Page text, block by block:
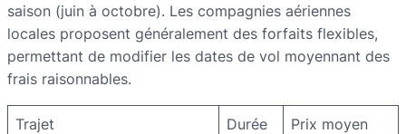
saison (juin à octobre). Les compagnies aériennes
locales proposent généralement des forfaits flexibles,
permettant de modifier les dates de vol moyennant des
frais raisonnables.
Trajet Durée Prix moyen